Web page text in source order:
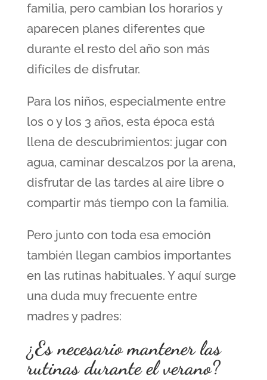
familia, pero cambian los horarios y
aparecen planes diferentes que
durante el resto del año son más
difíciles de disfrutar.
Para los niños, especialmente entre
los 0 y los 3 años, esta época está
llena de descubrimientos: jugar con
agua, caminar descalzos por la arena,
disfrutar de las tardes al aire libre o
compartir más tiempo con la familia.
Pero junto con toda esa emoción
también llegan cambios importantes
en las rutinas habituales. Y aquí surge
una duda muy frecuente entre
madres y padres:
¿Es necesario mantener las
rutinas durante el verano?